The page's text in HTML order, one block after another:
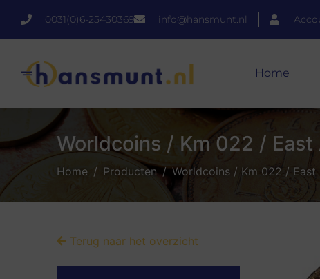
0031(0)6-25430369 info@hansmunt.nl
Home
Worldcoins / Km 022 /
Home Producten Worldcoins / Km 022 /
Terug naar het overzicht